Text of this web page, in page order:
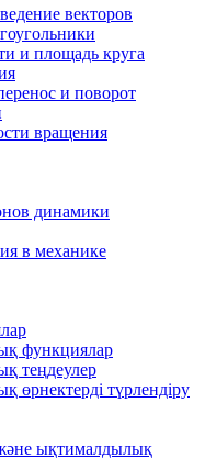
векторов
и площадь круга
и поворот
вращения
динамики
в механике
функциялар
теңдеулер
өрнектерді түрлендіру
ықтималдылық